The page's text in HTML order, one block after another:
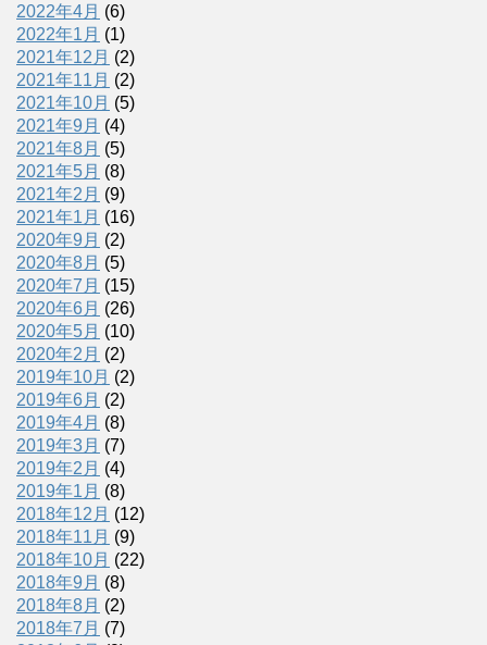
2022年4月 (6)
2022年1月 (1)
2021年12月 (2)
2021年11月 (2)
2021年10月 (5)
2021年9月 (4)
2021年8月 (5)
2021年5月 (8)
2021年2月 (9)
2021年1月 (16)
2020年9月 (2)
2020年8月 (5)
2020年7月 (15)
2020年6月 (26)
2020年5月 (10)
2020年2月 (2)
2019年10月 (2)
2019年6月 (2)
2019年4月 (8)
2019年3月 (7)
2019年2月 (4)
2019年1月 (8)
2018年12月 (12)
2018年11月 (9)
2018年10月 (22)
2018年9月 (8)
2018年8月 (2)
2018年7月 (7)